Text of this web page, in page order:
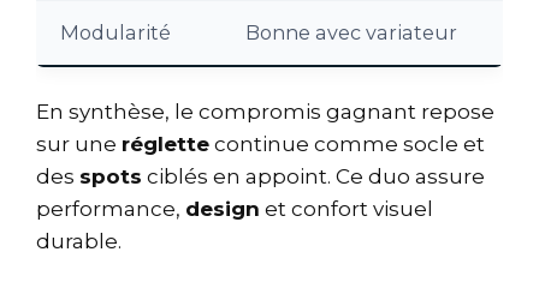
Modularité Bonne avec variateur
En synthèse, le compromis gagnant repose
sur une réglette continue comme socle et
des spots ciblés en appoint. Ce duo assure
performance, design et confort visuel
durable.